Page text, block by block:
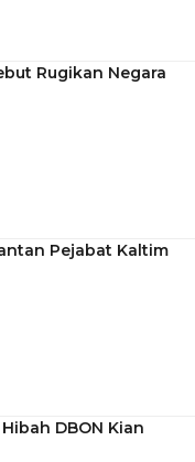
Rugikan Negara
Pejabat Kaltim
DBON Kian